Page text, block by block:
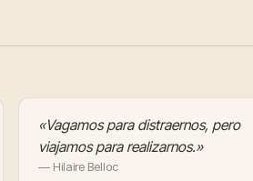
«Vagamos para distraernos, pero
viajamos para realizarnos.»
— Hilaire Belloc